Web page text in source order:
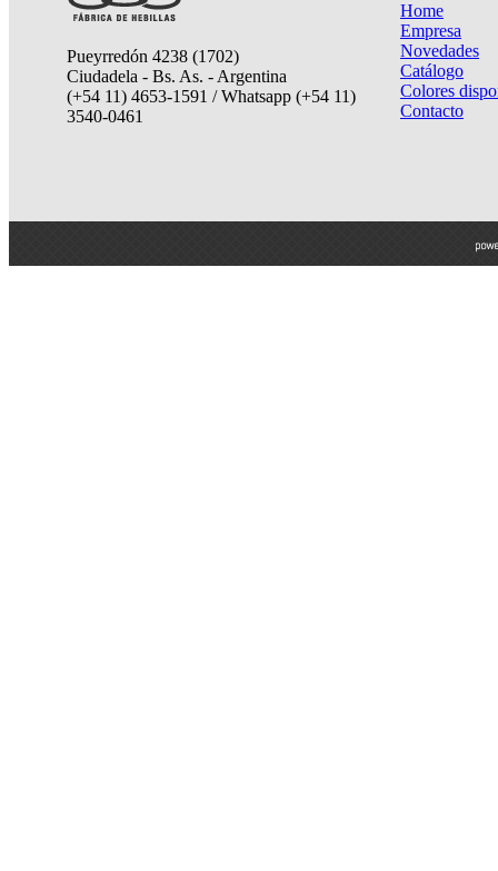
Pueyrredón 4238 (1702)
Ciudadela - Bs. As. - Argentina
(+54 11) 4653-1591 / Whatsapp (+54 11)
3540-0461
Home
Empresa
Novedades
Catálogo
Colores
Contacto